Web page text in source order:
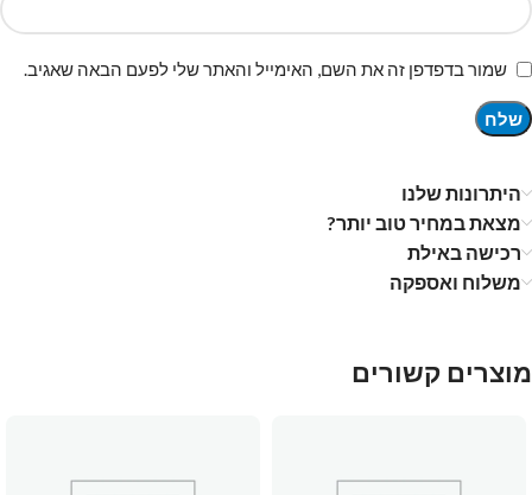
שמור בדפדפן זה את השם, האימייל והאתר שלי לפעם הבאה שאגיב.
היתרונות שלנו
מצאת במחיר טוב יותר?
רכישה באילת
משלוח ואספקה
מוצרים קשורים